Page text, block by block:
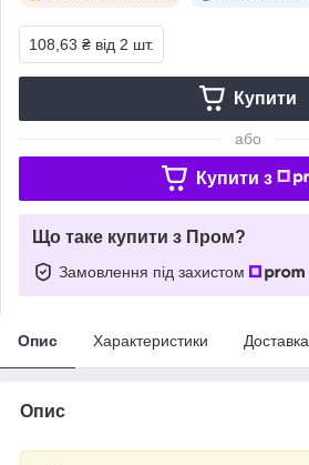
108,63 ₴ від 2 шт.
Купити
або
Купити з
Що таке купити з Пром?
Замовлення під захистом
Опис Характеристики Доставка
Опис